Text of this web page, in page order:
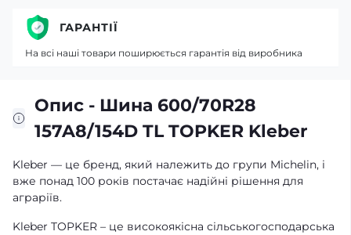
Опис - Шина 600/70R28
157A8/154D TL TOPKER Kleber
Kleber — це бренд, який належить до групи Michelin, і
вже понад 100 років постачає надійні рішення для
аграріїв.
Kleber TOPKER – це високоякісна сільськогосподарська
ГАРАНТІЇ
На всі наші товари поширюється гарантія від виробника